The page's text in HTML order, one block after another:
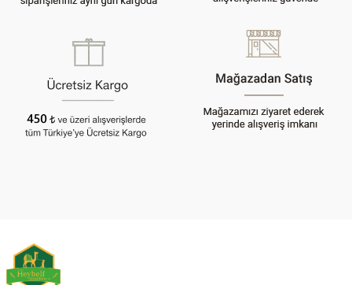
Ürün fiyatı diğer sitelerden daha pahalı.